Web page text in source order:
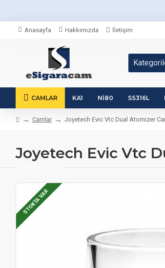
Anasayfa Hakkımızda İletişim
CAMLAR KA1 NI80 SS316L
Camlar Joyetech Evic Vtc Dual Atomizer
Joyetech Evic Vtc
STOKTA VAR